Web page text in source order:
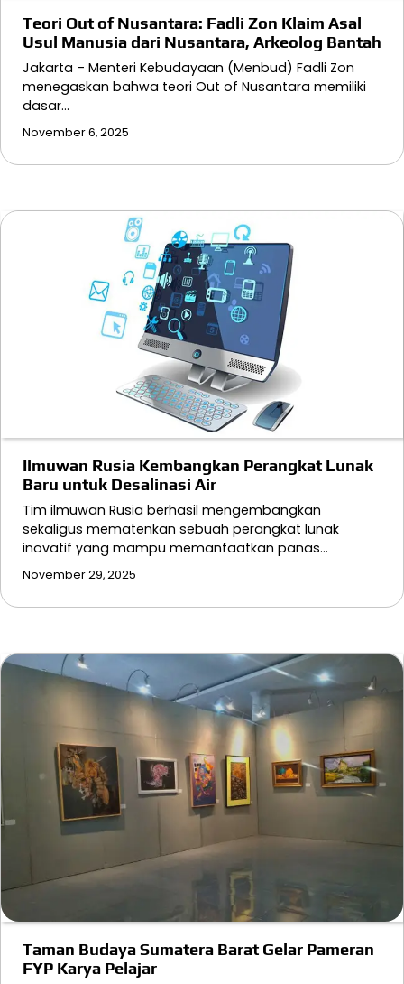
Teori Out of Nusantara: Fadli Zon Klaim Asal
Usul Manusia dari Nusantara, Arkeolog Bantah
Jakarta – Menteri Kebudayaan (Menbud) Fadli Zon
menegaskan bahwa teori Out of Nusantara memiliki
dasar…
November 6, 2025
Ilmuwan Rusia Kembangkan Perangkat Lunak
Baru untuk Desalinasi Air
Tim ilmuwan Rusia berhasil mengembangkan
sekaligus mematenkan sebuah perangkat lunak
inovatif yang mampu memanfaatkan panas…
November 29, 2025
Taman Budaya Sumatera Barat Gelar Pameran
FYP Karya Pelajar